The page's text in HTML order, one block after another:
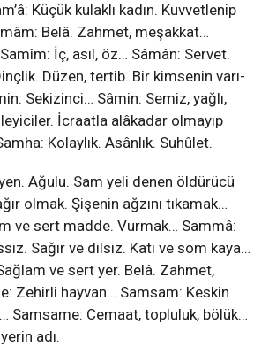
Küçük kulaklı kadın. Kuvvetlenip
Belâ. Zahmet, meşakkat…
İç, asıl, öz… Sâmân: Servet.
Düzen, tertib. Bir kimsenin varı-
Sekizinci… Sâmin: Semiz, yağlı,
İcraatla alâkadar olmayıp
Kolaylık. Asânlık. Suhûlet.
Ağulu. Sam yeli denen öldürücü
olmak. Şişenin ağzını tıkamak…
ve sert madde. Vurmak… Sammâ:
Sağır ve dilsiz. Katı ve som kaya…
ve sert yer. Belâ. Zahmet,
Zehirli hayvan… Samsam: Keskin
Samsame: Cemaat, topluluk, bölük…
adı.